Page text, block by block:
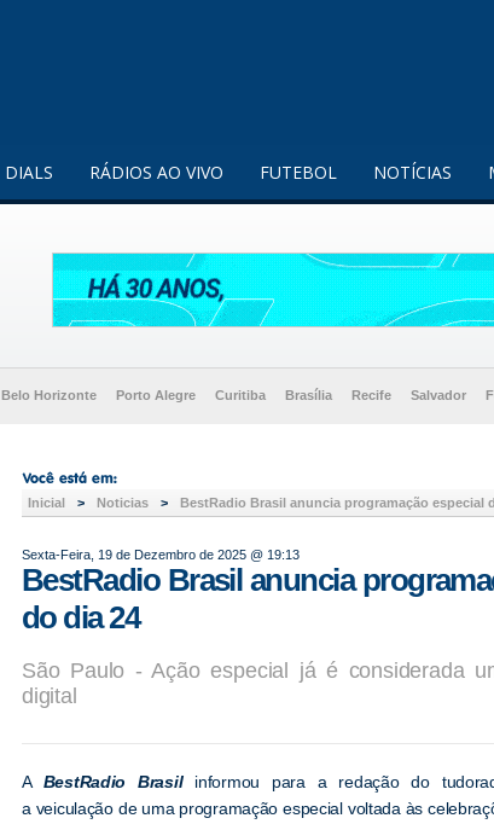
DIALS RÁDIOS AO VIVO FUTEBOL NOTÍCIAS
Belo Horizonte Porto Alegre Curitiba Brasília Recife Salvador
Inicial > Noticias > BestRadio Brasil anuncia programação especial
Sexta-Feira, 19 de Dezembro de 2025 @ 19:13
BestRadio Brasil anuncia
do dia 24
São Paulo - Ação especial já é considerada
digital
A BestRadio Brasilinformou para a redação do
a veiculação de uma programação especial voltada às